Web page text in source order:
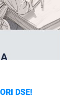
DSE!